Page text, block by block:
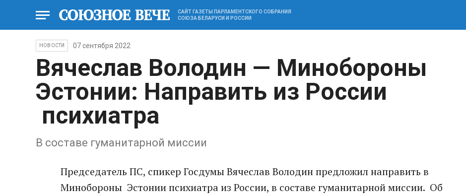
САЙТ ГАЗЕТЫ ПАРЛАМЕНТСКОГО СОБРАНИЯ
СОЮЗА БЕЛАРУСИ И РОССИИ
НОВОСТИ 07 сентября 2022
Вячеслав Володин — Минобороны
Эстонии: Направить из России
психиатра
В составе гуманитарной миссии
Председатель ПС, спикер Госдумы Вячеслав Володин предложил направить в
Минобороны Эстонии психиатра из России, в составе гуманитарной миссии. Об